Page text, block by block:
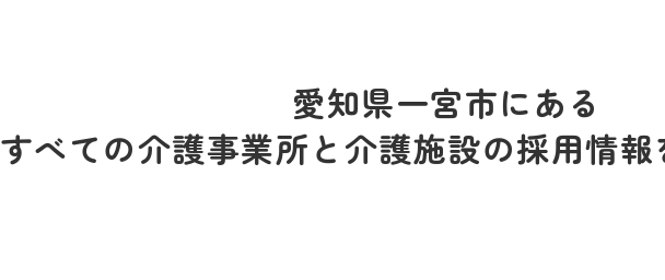
愛知県一宮市にある
すべての介護事業所と介護施設の採用情報